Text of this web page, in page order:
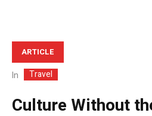
ARTICLE
In Travel
Culture Without